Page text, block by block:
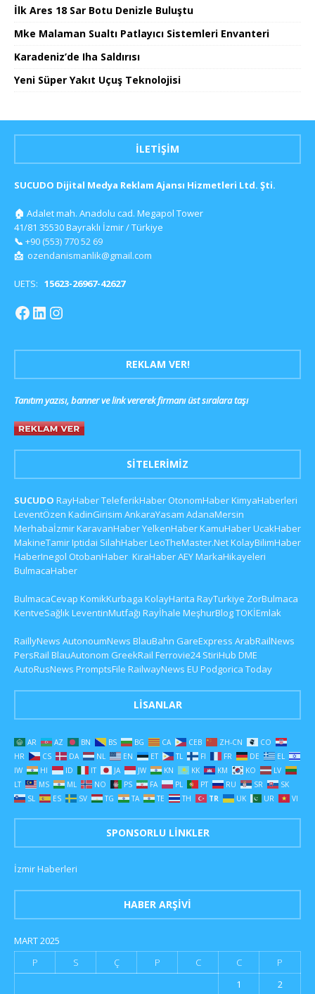
İlk Ares 18 Sar Botu Denizle Buluştu
Mke Malaman Sualtı Patlayıcı Sistemleri Envanteri
Karadeniz’de Iha Saldırısı
Yeni Süper Yakıt Uçuş Teknolojisi
İLETIŞIM
SUCUDO Dijital Medya Reklam Ajansı Hizmetleri Ltd. Şti.
🏠 Adalet mah. Anadolu cad. Megapol Tower
41/81 35530 Bayraklı İzmir / Türkiye
📞 +90 (553) 770 52 69
📩 ozendanismanlik@gmail.com
UETS: 15623-26967-42627
REKLAM VER!
Tanıtım yazısı, banner ve link vererek firmanı üst sıralara taşı
SITELERIMIZ
SUCUDO RayHaberTeleferikHaber OtonomHaberKimyaHaberleri
LeventÖzen KadinGirisim AnkaraYasam AdanaMersin
MerhabaİzmirKaravanHaberYelkenHaberKamuHaberUcakHaber
MakineTamirIptidai SilahHaberLeoTheMaster.NetKolayBilimHaber
HaberInegol OtobanHaber KiraHaberAEYMarkaHikayeleri
BulmacaHaber
BulmacaCevap KomikKurbaga KolayHarita RayTurkiye ZorBulmaca
KentveSağlıkLeventinMutfağı Rayİhale MeşhurBlogTOKİEmlak
RaillyNews AutonoumNews BlauBahn GareExpress ArabRailNews
PersRail BlauAutonom GreekRail Ferrovie24 StiriHub DME
AutoRusNews PromptsFile RailwayNews EU Podgorica Today
LISANLAR
AR AZ BN BS BG CA CEB ZH-CN
CO
HR
CS DA NL EN ET TL FI FR DE
EL
IW
HI ID IT JA JW KN KK KM KO
LV
LT
MS ML NO PS FA PL PT RU SR
SK
SL
ES SV TG TA TE TH TR UK UR VI
SPONSORLU LINKLER
İzmir Haberleri
HABER ARŞIVI
MART 2025
P
S Ç P C C
P
1
2